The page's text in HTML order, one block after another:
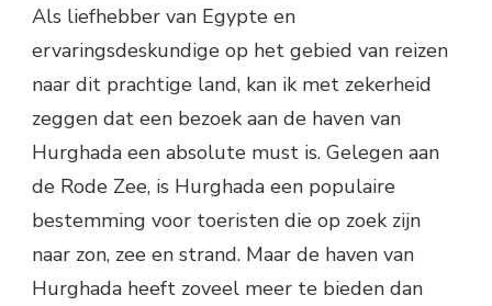
Als liefhebber van Egypte en
ervaringsdeskundige op het gebied van reizen
naar dit prachtige land, kan ik met zekerheid
zeggen dat een bezoek aan de haven van
Hurghada een absolute must is. Gelegen aan
de Rode Zee, is Hurghada een populaire
bestemming voor toeristen die op zoek zijn
naar zon, zee en strand. Maar de haven van
Hurghada heeft zoveel meer te bieden dan